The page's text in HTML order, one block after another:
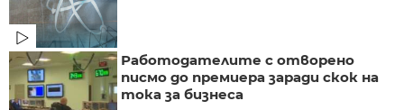
Работодателите с отворено
писмо до премиера заради скок на
тока за бизнеса